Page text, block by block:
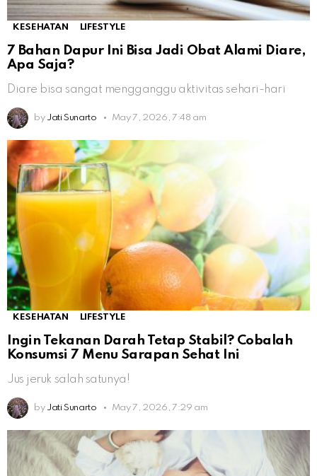
KESEHATAN LIFESTYLE
7 Bahan Dapur Ini Bisa Jadi Obat Alami Diare,
Apa Saja?
Diare bisa sangat mengganggu aktivitas sehari-hari
by Jati Sunarto May 7, 2026, 7:48 am
KESEHATAN LIFESTYLE
Ingin Tekanan Darah Tetap Stabil? Cobalah
Konsumsi 7 Menu Sarapan Sehat Ini
Jus jeruk salah satunya!
by Jati Sunarto May 7, 2026, 7:29 am